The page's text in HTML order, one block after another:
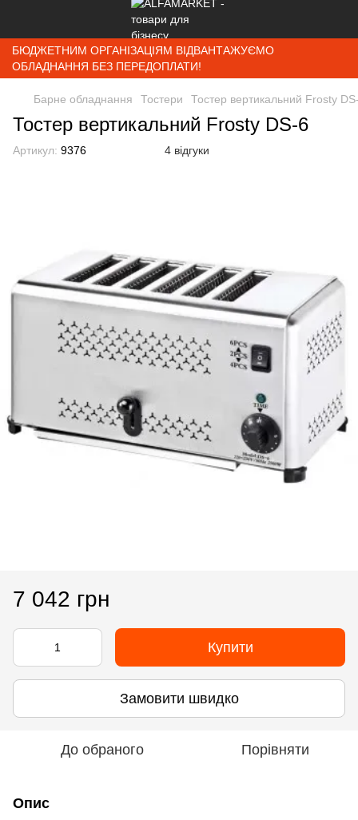
БЮДЖЕТНИМ ОРГАНІЗАЦІЯМ ВІДВАНТАЖУЄМО
ОБЛАДНАННЯ БЕЗ ПЕРЕДОПЛАТИ!
Барне обладнання Тостери Тостер вертикальний Frosty
Тостер вертикальний Frosty DS-6
Артикул: 9376 4 відгуки
7 042 грн
Купити
Замовити швидко
До обраного Порівняти
Опис